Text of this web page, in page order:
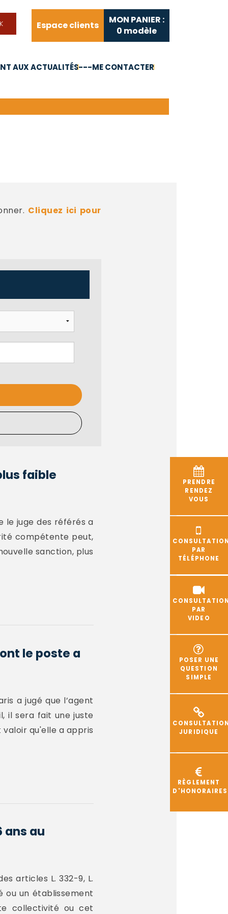
Espace clients
MON PANIER :
0 modèle
AUX ACTUALITÉS---ME CONTACTER
PRENDRE
RENDEZ
VOUS
PAR
TÉLÉPHONE
PAR
VIDEO
POSER UNE
QUESTION
SIMPLE
JURIDIQUE
RÈGLEMENT
D'HONORAIRES
Cliquez ici pour
faible
le juge des référés a
compétente peut,
sanction, plus
le poste a
a jugé que l’agent
il sera fait une juste
valoir qu'elle a appris
ans au
articles L. 332-9, L.
ou un établissement
collectivité ou cet